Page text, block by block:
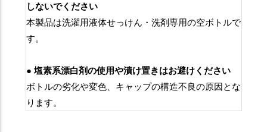
しないでください
本製品は洗濯用液体せっけん・洗剤専用の空ボトルで
す。
● 塩素系漂白剤の使用や漬け置きはお避けください
ボトルの劣化や変色、キャップの構造不良の原因とな
ります。